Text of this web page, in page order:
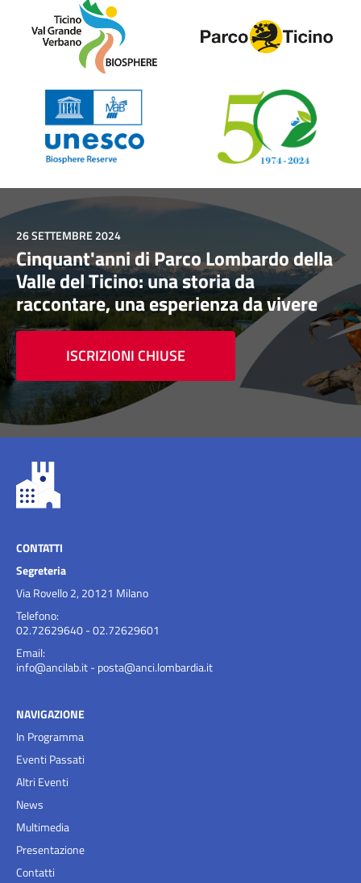
26 SETTEMBRE 2024
Cinquant'anni di Parco Lombardo della
Valle del Ticino: una storia da
raccontare, una esperienza da vivere
ISCRIZIONI CHIUSE
CONTATTI
Segreteria
Via Rovello 2, 20121 Milano
Telefono:
02.72629640 - 02.72629601
Email:
info@ancilab.it- posta@anci.lombardia.it
NAVIGAZIONE
In Programma
Eventi Passati
Altri Eventi
News
Multimedia
Presentazione
Contatti